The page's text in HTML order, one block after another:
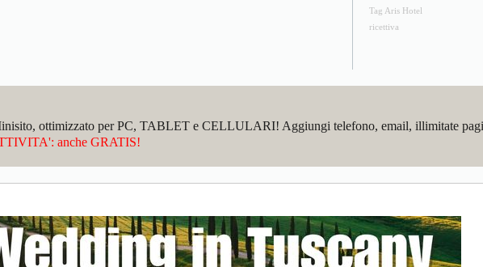
Tag Aris Hotel
ricettiva
ottimizzato per PC, TABLET e CELLULARI! Aggiungi telefono, email, illimitate
anche GRATIS!